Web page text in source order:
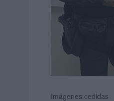
Imágenes cedidas